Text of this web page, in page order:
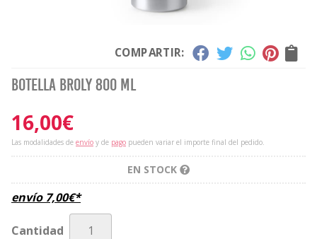
COMPARTIR:
Botella broly 800 ml
16,00€
Las modalidades de envío y de pago pueden variar el importe final del pedido.
EN STOCK
envío 7,00€*
Cantidad